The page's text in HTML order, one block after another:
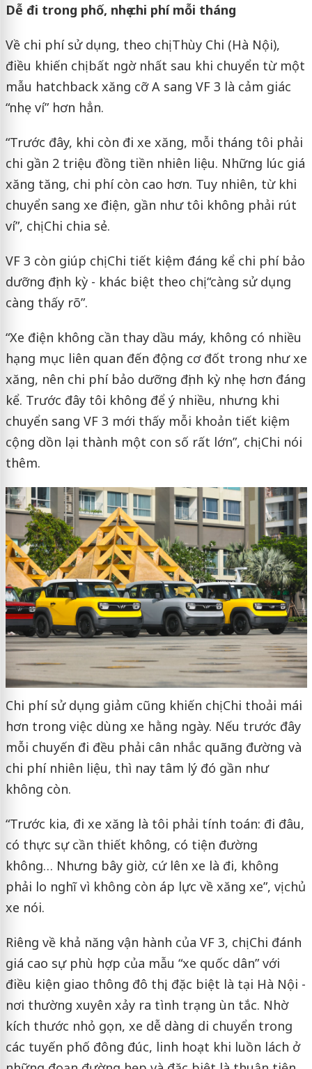
Dễ đi trong phố, nhẹ chi phí mỗi tháng
Về chi phí sử dụng, theo chị Thùy Chi (Hà Nội),
điều khiến chị bất ngờ nhất sau khi chuyển từ một
mẫu hatchback xăng cỡ A sang VF 3 là cảm giác
“nhẹ ví” hơn hẳn.
“Trước đây, khi còn đi xe xăng, mỗi tháng tôi phải
chi gần 2 triệu đồng tiền nhiên liệu. Những lúc giá
xăng tăng, chi phí còn cao hơn. Tuy nhiên, từ khi
chuyển sang xe điện, gần như tôi không phải rút
ví”, chị Chi chia sẻ.
VF 3 còn giúp chị Chi tiết kiệm đáng kể chi phí bảo
dưỡng định kỳ - khác biệt theo chị “càng sử dụng
càng thấy rõ”.
“Xe điện không cần thay dầu máy, không có nhiều
hạng mục liên quan đến động cơ đốt trong như xe
xăng, nên chi phí bảo dưỡng định kỳ nhẹ hơn đáng
kể. Trước đây tôi không để ý nhiều, nhưng khi
chuyển sang VF 3 mới thấy mỗi khoản tiết kiệm
cộng dồn lại thành một con số rất lớn”, chị Chi nói
thêm.
Chi phí sử dụng giảm cũng khiến chị Chi thoải mái
hơn trong việc dùng xe hằng ngày. Nếu trước đây
mỗi chuyến đi đều phải cân nhắc quãng đường và
chi phí nhiên liệu, thì nay tâm lý đó gần như
không còn.
“Trước kia, đi xe xăng là tôi phải tính toán: đi đâu,
có thực sự cần thiết không, có tiện đường
không… Nhưng bây giờ, cứ lên xe là đi, không
phải lo nghĩ vì không còn áp lực về xăng xe”, vị chủ
xe nói.
Riêng về khả năng vận hành của VF 3, chị Chi đánh
giá cao sự phù hợp của mẫu “xe quốc dân” với
điều kiện giao thông đô thị, đặc biệt là tại Hà Nội -
nơi thường xuyên xảy ra tình trạng ùn tắc. Nhờ
kích thước nhỏ gọn, xe dễ dàng di chuyển trong
các tuyến phố đông đúc, linh hoạt khi luồn lách ở